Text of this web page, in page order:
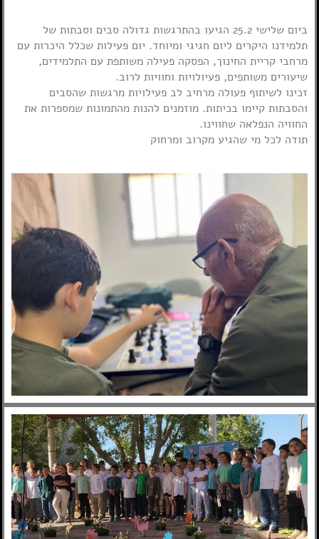
ביום שלישי 25.2 הגיעו בהתרגשות גדולה סבים וסבתות של
תלמידנו היקרים ליום חגיגי ומיוחד. יום פעילות שכלל היכרות עם
מרחבי קריית החינוך, הפסקה פעילה משותפת עם התלמידים,
שיעורים משותפים, פעיולויות וחוויות לרוב.
זכינו לשיתוף פעולה מרחיב לב פעילויות מרגשות שהסבים
והסבתות קיימו בכיתות. מוזמנים להנות מהתמונות שמספרות את
החוויה הנפלאה שחווינו.
תודה לכל מי שהגיע מקרוב ומרחוק